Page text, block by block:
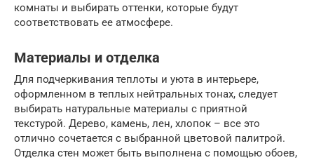
комнаты и выбирать оттенки, которые будут
соответствовать ее атмосфере.
Материалы и отделка
Для подчеркивания теплоты и уюта в интерьере,
оформленном в теплых нейтральных тонах, следует
выбирать натуральные материалы с приятной
текстурой. Дерево, камень, лен, хлопок – все это
отлично сочетается с выбранной цветовой палитрой.
Отделка стен может быть выполнена с помощью обоев,